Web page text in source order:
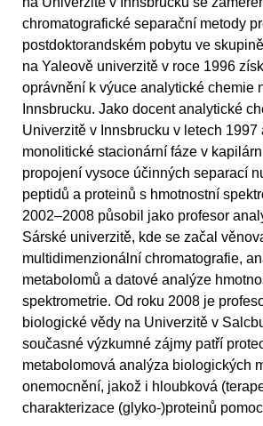
chromatografické separační metody
postdoktorandském pobytu ve
na Yaleově univerzitě v roce 1996
oprávnění k výuce analytické chemie
Innsbrucku. Jako docent analytické
Univerzitě v Innsbrucku v letech 1997
monolitické stacionární fáze v
propojení vysoce účinných separací
peptidů a proteinů s hmotnostní
2002–2008 působil jako profesor
Sárské univerzitě, kde se začal
multidimenzionální chromatografie,
metabolomů a datové analýze
spektrometrie. Od roku 2008 je
biologické vědy na Univerzitě v
současné výzkumné zájmy patří
metabolomová analýza biologických
onemocnění, jakož i hloubková
charakterizace (glyko-)proteinů